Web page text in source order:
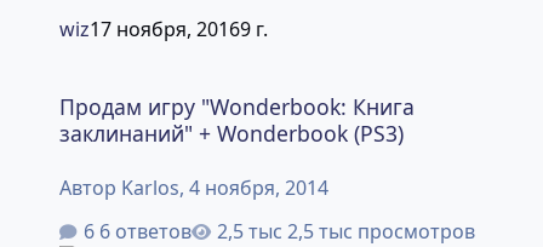
wiz17 ноября, 20169 г.
Продам игру "Wonderbook: Книга
заклинаний" + Wonderbook (PS3)
Автор Karlos, 4 ноября, 2014
6 ответов
2,5 тыс просмотров